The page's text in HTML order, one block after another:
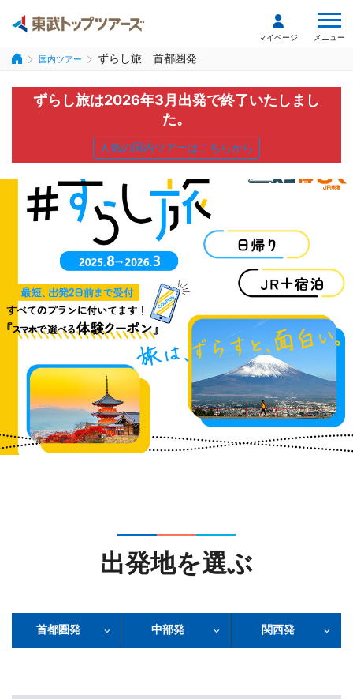
マイページ メニュー
国内ツアー ずらし旅 首都圏発
ずらし旅は2026年3月出発で終了いたしまし
た。
人気の国内ツアーはこちらから
出発地を選ぶ
首都圏発 中部発 関西発